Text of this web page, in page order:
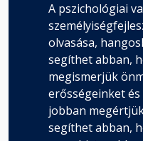
A pszichológiai
olvasása,
segíthet abban,
megismerjük
erősségeinket
jobban
segíthet abban,